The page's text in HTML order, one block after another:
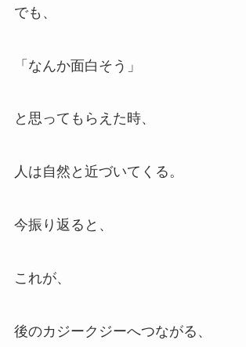
でも、
「なんか面白そう」
と思ってもらえた時、
人は自然と近づいてくる。
今振り返ると、
これが、
後のカジークジーへつながる、